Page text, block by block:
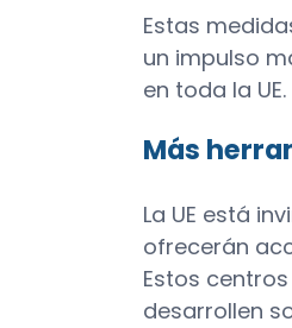
Estas
un impulso
en toda la UE.
Más
La UE está
ofrecerán
Estos
desarrollen